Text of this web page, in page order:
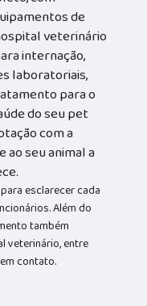
de
veterinário
internação,
laboratoriais,
para o
do seu pet
com a
seu animal a
esclarecer cada
Além do
também
veterinário, entre
contato.